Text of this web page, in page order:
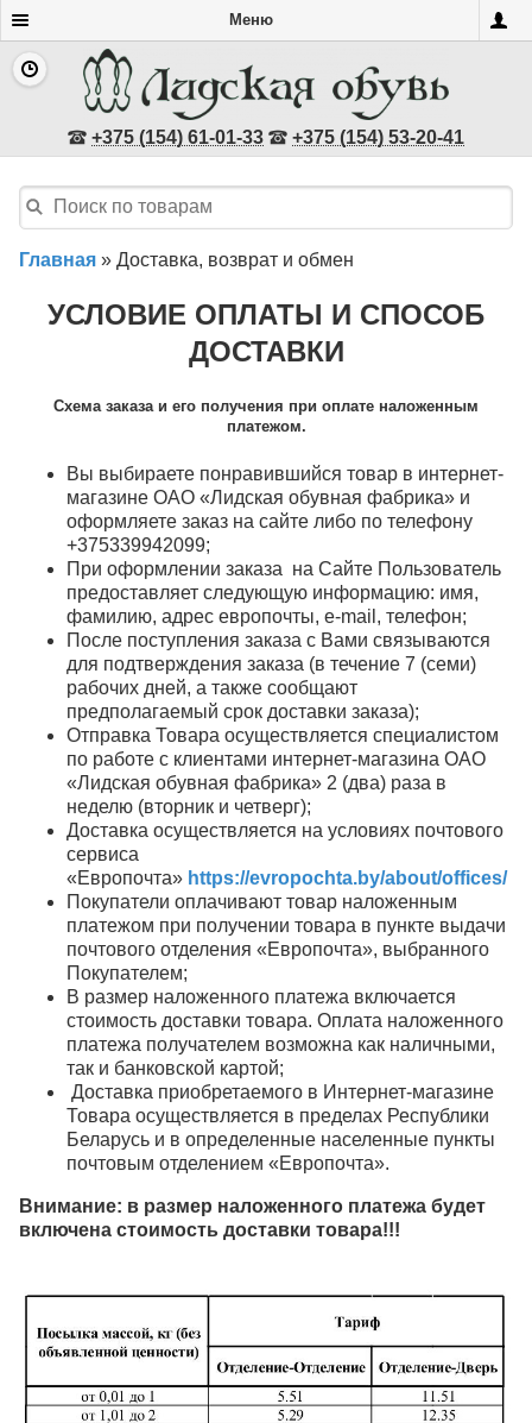
Меню
+375 (154) 61-01-33 +375 (154) 53-20-41
Главная » Доставка, возврат и обмен
УСЛОВИЕ ОПЛАТЫ И СПОСОБ
ДОСТАВКИ
Схема заказа и его получения при оплате наложенным
платежом.
Вы выбираете понравившийся товар в интернет-
магазине ОАО «Лидская обувная фабрика» и
оформляете заказ на сайте либо по телефону
+375339942099;
При оформлении заказа на Сайте Пользователь
предоставляет cледующую информацию: имя,
фамилию, адрес европочты, e-mail, телефон;
После поступления заказа с Вами связываются
для подтверждения заказа (в течение 7 (семи)
рабочих дней, а также сообщают
предполагаемый срок доставки заказа);
Отправка Товара осуществляется специалистом
по работе с клиентами интернет-магазина ОАО
«Лидская обувная фабрика» 2 (два) раза в
неделю (вторник и четверг);
Доставка осуществляется на условиях почтового
сервиса
«Европочта» https://evropochta.by/about/offices/
Покупатели оплачивают товар наложенным
платежом при получении товара в пункте выдачи
почтового отделения «Европочта», выбранного
Покупателем;
В размер наложенного платежа включается
стоимость доставки товара. Оплата наложенного
платежа получателем возможна как наличными,
так и банковской картой;
Доставка приобретаемого в Интернет-магазине
Товара осуществляется в пределах Республики
Беларусь и в определенные населенные пункты
почтовым отделением «Европочта».
Внимание: в размер наложенного платежа будет
включена стоимость доставки товара!!!